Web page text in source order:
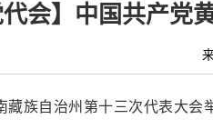
代会】中国共产
族自治州第十三次代表大会